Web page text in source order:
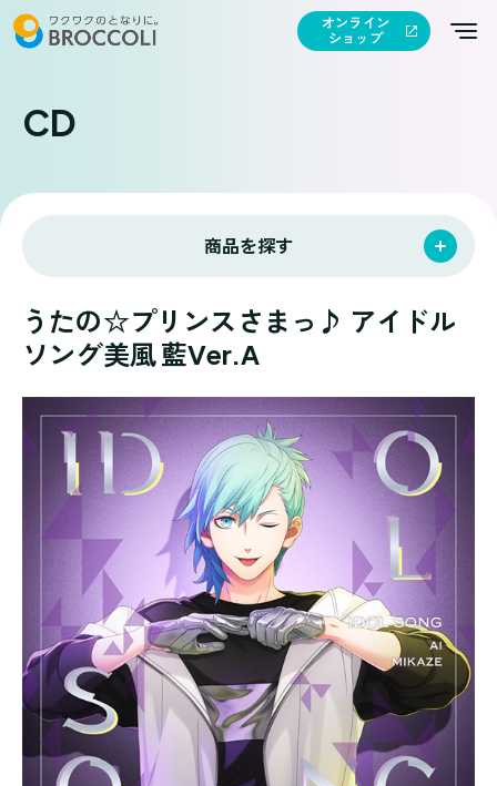
オンライン
ショップ
CD
商品を探す
うたの☆プリンスさまっ♪ アイドル
ソング美風 藍Ver.A